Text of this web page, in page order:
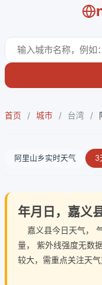
首页 / 城市 / 台湾 /
阿里山乡实时天气 3
年月日，嘉义
嘉义县今日天气，
量， 紫外线强度无数
较大，需重点关注天气